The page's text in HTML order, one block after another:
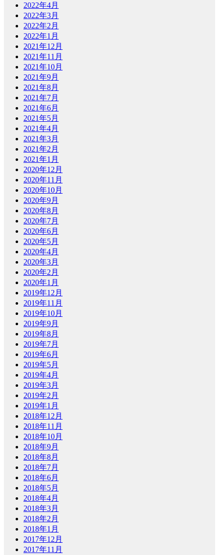
2022年4月
2022年3月
2022年2月
2022年1月
2021年12月
2021年11月
2021年10月
2021年9月
2021年8月
2021年7月
2021年6月
2021年5月
2021年4月
2021年3月
2021年2月
2021年1月
2020年12月
2020年11月
2020年10月
2020年9月
2020年8月
2020年7月
2020年6月
2020年5月
2020年4月
2020年3月
2020年2月
2020年1月
2019年12月
2019年11月
2019年10月
2019年9月
2019年8月
2019年7月
2019年6月
2019年5月
2019年4月
2019年3月
2019年2月
2019年1月
2018年12月
2018年11月
2018年10月
2018年9月
2018年8月
2018年7月
2018年6月
2018年5月
2018年4月
2018年3月
2018年2月
2018年1月
2017年12月
2017年11月